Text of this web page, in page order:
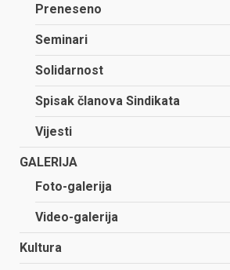
Preneseno
Seminari
Solidarnost
Spisak članova Sindikata
Vijesti
GALERIJA
Foto-galerija
Video-galerija
Kultura